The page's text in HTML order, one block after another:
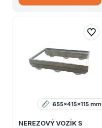
NEREZOVÝ VOZÍK S
655x415x115 mm